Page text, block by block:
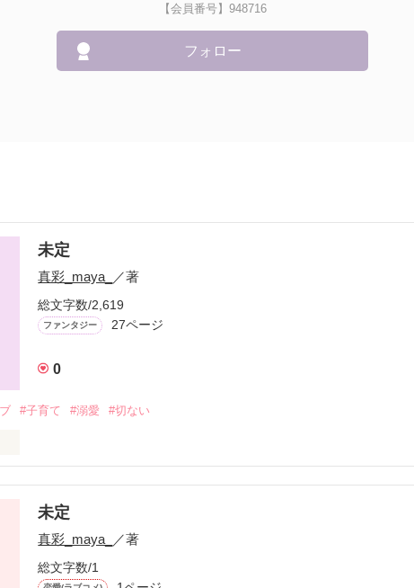
【会員番号】948716
フォロー
未定
真彩_maya_ ／著
総文字数/2,619
ファンタジー 27ページ
0
#子育て #溺愛 #切ない
未定
真彩_maya_ ／著
総文字数/1